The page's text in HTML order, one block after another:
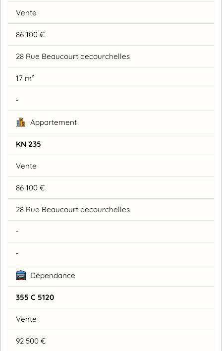
Vente
86 100 €
28 Rue Beaucourt decourchelles
17 m²
-
Appartement
KN 235
Vente
86 100 €
28 Rue Beaucourt decourchelles
-
-
Dépendance
355 C 5120
Vente
92 500 €